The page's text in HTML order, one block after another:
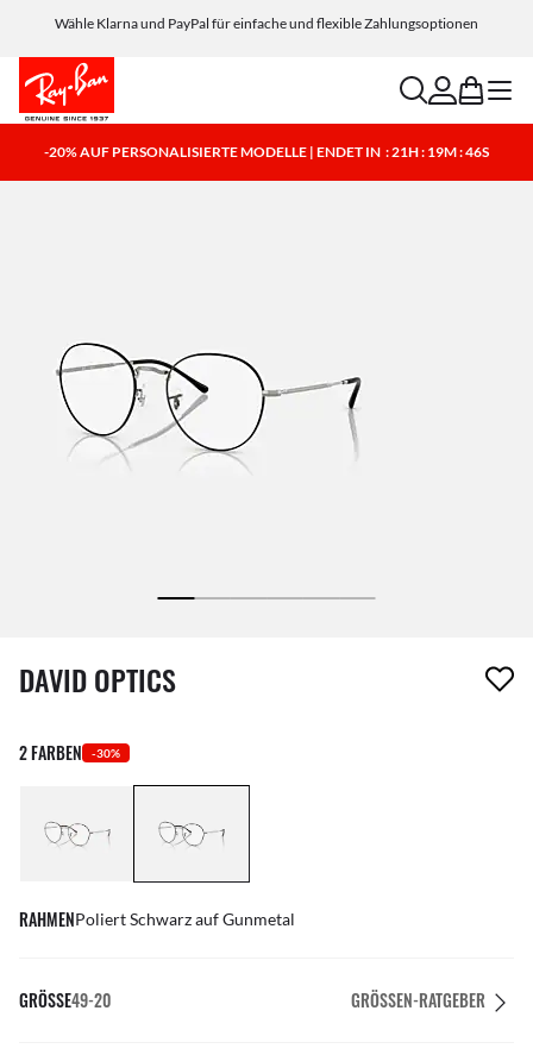
Wähle Klarna und PayPal für einfache und flexible Zahlungsoptionen
searchaccount
bag menu
-20% AUF PERSONALISIERTE MODELLE | ENDET IN : 21H : 19M : 46S
1 Artikel wurde von deiner Wunschliste entfernt
DAVID OPTICS
2 FARBEN -30%
RAHMENPoliert Schwarz auf Gunmetal
GRÖSSE49-20 GRÖSSEN-RATGEBER